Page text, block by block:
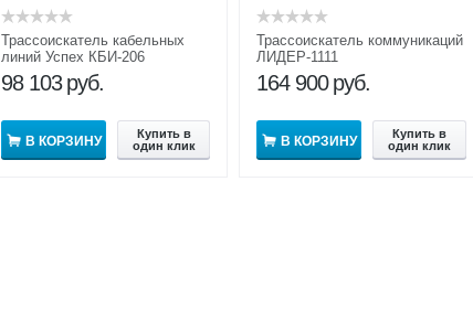
Трассоискатель кабельных
линий Успех КБИ-206
98 103 руб.
В КОРЗИНУ
Купить в
один клик
Трассоискатель коммуникаций
ЛИДЕР-1111
164 900 руб.
В КОРЗИНУ
Купить в
один клик